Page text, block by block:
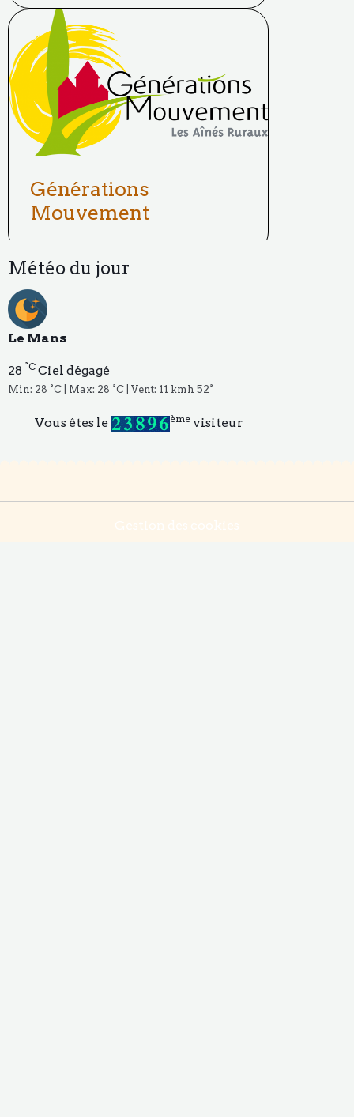
Générations
Mouvement
Météo du jour
Le Mans
28 °C Ciel dégagé
Min: 28 °C | Max: 28 °C | Vent: 11 kmh 52°
Vous êtes le èmevisiteur